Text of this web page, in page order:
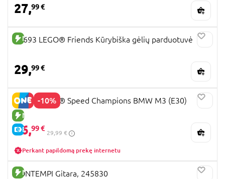
27,99 €
NAUJA PREKĖ
42693 LEGO® Friends Kūrybiška gėlių parduotuvė
29,99 €
-10%
NAUJA PREKĖ
E-KAINA
77263 LEGO® Speed Champions BMW M3 (E30)
26,99 €
29,99 €
Perkant papildomą prekę internetu
NAUJA PREKĖ
BONTEMPI Gitara, 245830